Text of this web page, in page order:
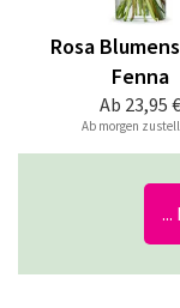
Ab 23,95 €
Rosa
Fenna
Ab morgen
...